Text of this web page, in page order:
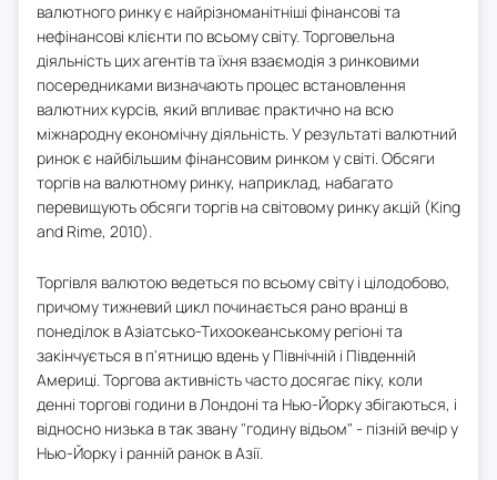
валютного ринку є найрізноманітніші фінансові та
нефінансові клієнти по всьому світу. Торговельна
діяльність цих агентів та їхня взаємодія з ринковими
посередниками визначають процес встановлення
валютних курсів, який впливає практично на всю
міжнародну економічну діяльність. У результаті валютний
ринок є найбільшим фінансовим ринком у світі. Обсяги
торгів на валютному ринку, наприклад, набагато
перевищують обсяги торгів на світовому ринку акцій (King
and Rime, 2010).
Торгівля валютою ведеться по всьому світу і цілодобово,
причому тижневий цикл починається рано вранці в
понеділок в Азіатсько-Тихоокеанському регіоні та
закінчується в п'ятницю вдень у Північній і Південній
Америці. Торгова активність часто досягає піку, коли
денні торгові години в Лондоні та Нью-Йорку збігаються, і
відносно низька в так звану "годину відьом" - пізній вечір у
Нью-Йорку і ранній ранок в Азії.